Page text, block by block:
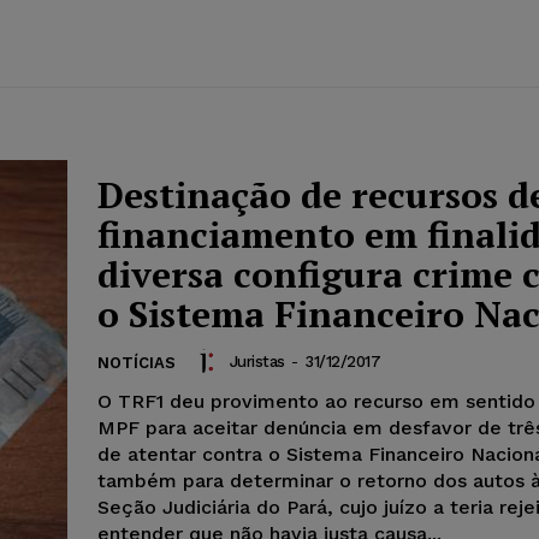
Destinação de recursos
financiamento em
diversa configura crime
o Sistema Financeiro
NOTÍCIAS Juristas - 31/12/2017
O TRF1 deu provimento ao recurso em
MPF para aceitar denúncia em desfavor de
de atentar contra o Sistema Financeiro
também para determinar o retorno dos autos
Seção Judiciária do Pará, cujo juízo a teria
entender que não havia justa causa...